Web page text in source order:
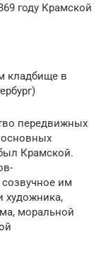
году Крамской
кладбище в
передвижных
Крамской.
им
художника,
моральной